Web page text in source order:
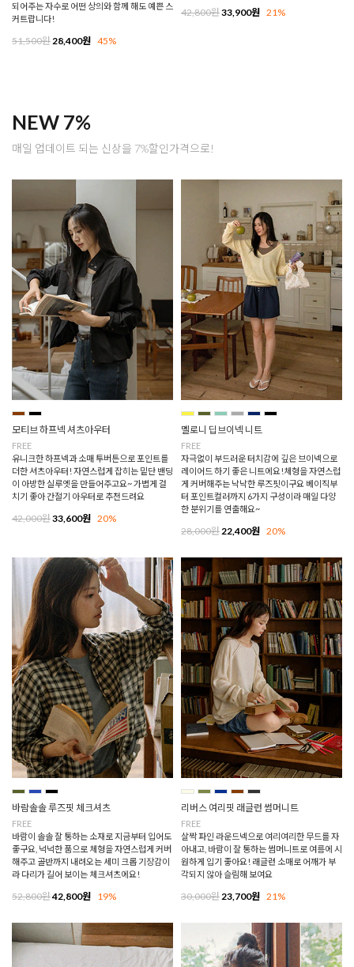
되어주는 자수로 어떤 상의와 함께 해도 예쁜 스
커트랍니다!
51,500원28,400원 45%
42,800원33,900원 21%
NEW 7%
매일 업데이트 되는 신상을 7%할인가격으로!
모티브 하프넥 셔츠아우터
FREE
유니크한 하프넥과 소매 투버튼으로 포인트를
더한 셔츠아우터! 자연스럽게 잡히는 밑단 밴딩
이 아방한 실루엣을 만들어주고요~ 가볍게 걸
치기 좋아 간절기 아우터로 추천드려요
42,000원33,600원 20%
멜로니 딥브이넥 니트
FREE
자극없이 부드러운 터치감에 깊은 브이넥으로
레이어드 하기 좋은 니트에요!체형을 자연스럽
게 커버해주는 낙낙한 루즈핏이구요 베이직부
터 포인트컬러까지 6가지 구성이라 매일 다양
한 분위기를 연출해요~
28,000원22,400원 20%
바람솔솔 루즈핏 체크셔츠
FREE
바람이 솔솔 잘 통하는 소재로 지금부터 입어도
좋구요, 넉넉한 품으로 체형을 자연스럽게 커버
해주고 골반까지 내려오는 세미 크롭 기장감이
라 다리가 길어 보이는 체크셔츠에요!
52,800원42,800원 19%
리버스 여리핏 래글런 썸머니트
FREE
살짝 파인 라운드넥으로 여리여리한 무드를 자
아내고, 바람이 잘 통하는 썸머니트로 여름에 시
원하게 입기 좋아요! 래글런 소매로 어깨가 부
각되지 않아 슬림해 보여요
30,000원 23,700원 21%